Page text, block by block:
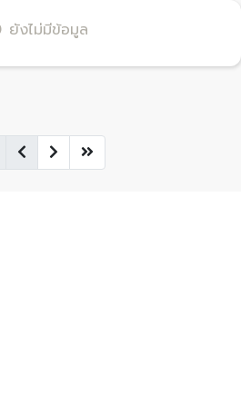
ยังไม่มีข้อมูล